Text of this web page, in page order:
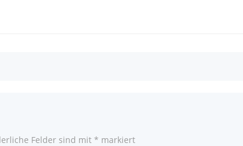
Felder sind mit * markiert